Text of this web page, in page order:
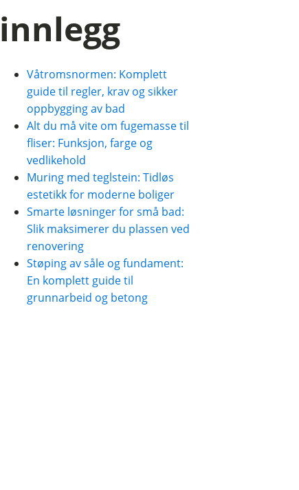
innlegg
Våtromsnormen: Komplett
guide til regler, krav og sikker
oppbygging av bad
Alt du må vite om fugemasse til
fliser: Funksjon, farge og
vedlikehold
Muring med teglstein: Tidløs
estetikk for moderne boliger
Smarte løsninger for små bad:
Slik maksimerer du plassen ved
renovering
Støping av såle og fundament:
En komplett guide til
grunnarbeid og betong